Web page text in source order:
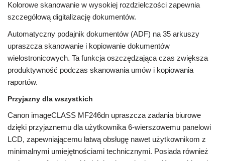
Kolorowe skanowanie w wysokiej rozdzielczości zapewnia
szczegółową digitalizację dokumentów.
Automatyczny podajnik dokumentów (ADF) na 35 arkuszy
upraszcza skanowanie i kopiowanie dokumentów
wielostronicowych. Ta funkcja oszczędzająca czas zwiększa
produktywność podczas skanowania umów i kopiowania
raportów.
Przyjazny dla wszystkich
Canon imageCLASS MF246dn upraszcza zadania biurowe
dzięki przyjaznemu dla użytkownika 6-wierszowemu panelowi
LCD, zapewniającemu łatwą obsługę nawet użytkownikom z
minimalnymi umiejętnościami technicznymi. Posiada również